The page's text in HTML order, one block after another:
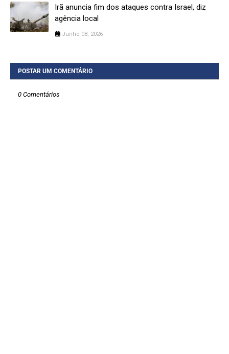
Irã anuncia fim dos ataques contra Israel, diz
agência local
Junho 08, 2026
POSTAR UM COMENTÁRIO
0 Comentários